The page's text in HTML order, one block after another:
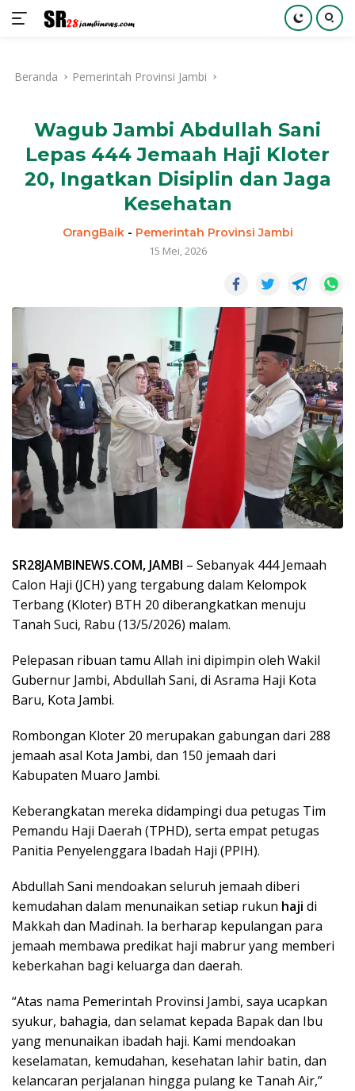
kontenBeranda Pemerintah Provinsi Jambi
Wagub Jambi Abdullah Sani
Lepas 444 Jemaah Haji Kloter
20, Ingatkan Disiplin dan Jaga
Kesehatan
OrangBaik- Pemerintah Provinsi Jambi
15 Mei, 2026
SR28JAMBINEWS.COM, JAMBI – Sebanyak 444 Jemaah
Calon Haji (JCH) yang tergabung dalam Kelompok
Terbang (Kloter) BTH 20 diberangkatkan menuju
Tanah Suci, Rabu (13/5/2026) malam.
Pelepasan ribuan tamu Allah ini dipimpin oleh Wakil
Gubernur Jambi, Abdullah Sani, di Asrama Haji Kota
Baru, Kota Jambi.
Rombongan Kloter 20 merupakan gabungan dari 288
jemaah asal Kota Jambi, dan 150 jemaah dari
Kabupaten Muaro Jambi.
Keberangkatan mereka didampingi dua petugas Tim
Pemandu Haji Daerah (TPHD), serta empat petugas
Panitia Penyelenggara Ibadah Haji (PPIH).
Abdullah Sani mendoakan seluruh jemaah diberi
kemudahan dalam menunaikan setiap rukun haji di
Makkah dan Madinah. Ia berharap kepulangan para
jemaah membawa predikat haji mabrur yang memberi
keberkahan bagi keluarga dan daerah.
“Atas nama Pemerintah Provinsi Jambi, saya ucapkan
syukur, bahagia, dan selamat kepada Bapak dan Ibu
yang menunaikan ibadah haji. Kami mendoakan
keselamatan, kemudahan, kesehatan lahir batin, dan
kelancaran perjalanan hingga pulang ke Tanah Air,”